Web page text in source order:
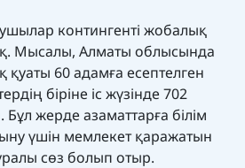
контингенті жобалық
Мысалы, Алматы облысында
60 адамға есептелген
біріне іс жүзінде 702
жерде азаматтарға білім
үшін мемлекет қаражатын
сөз болып отыр.